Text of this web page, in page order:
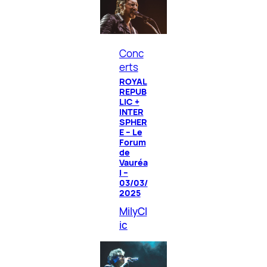
Conc
erts
ROYAL
REPUB
LIC +
INTER
SPHER
E – Le
Forum
de
Vauréa
l –
03/03/
2025
MilyCl
ic